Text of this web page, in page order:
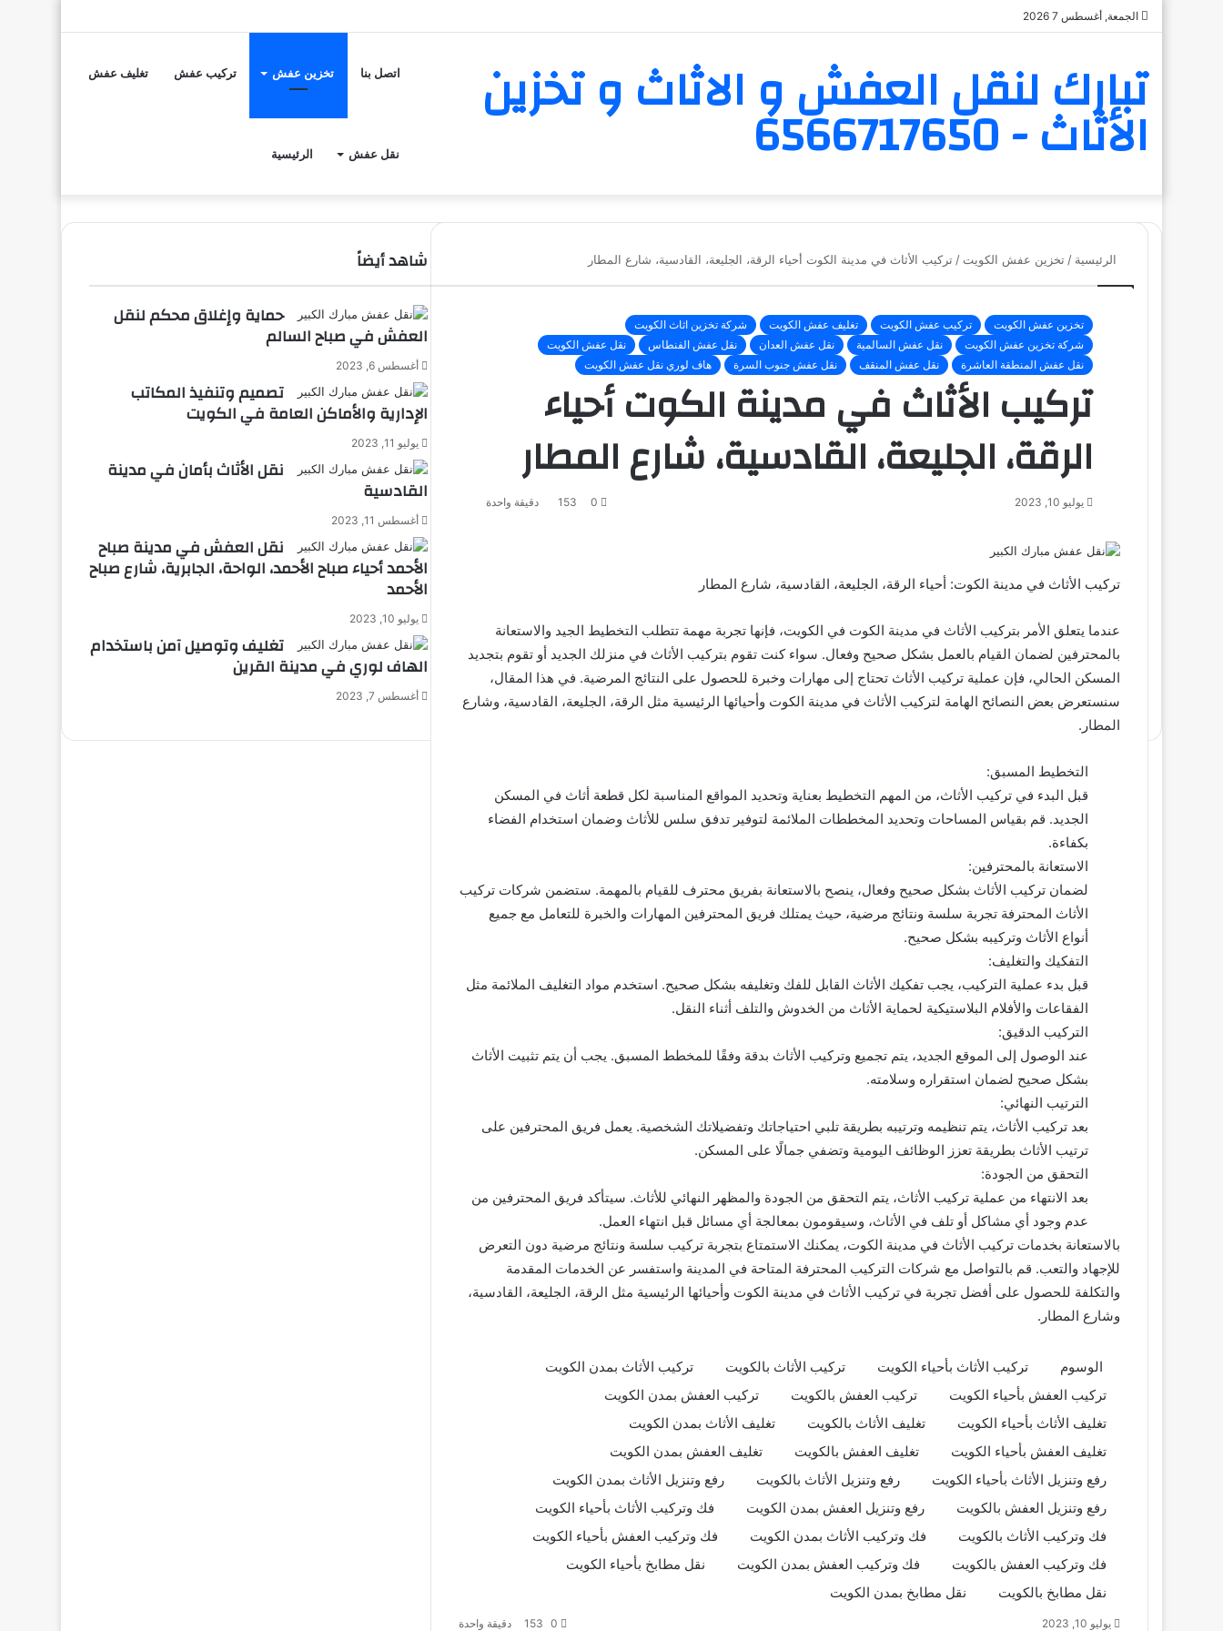
الجمعة, أغسطس 7 2026
جانبي
تبارك لنقل العفش و الاثاث و تخزين
الأثاث - 6566717650
اتصل بنا تخزين عفش تركيب عفش تغليف عفش
نقل عفش الرئيسية
الرئيسية / تخزين عفش الكويت / تركيب الأثاث في مدينة الكوت أحياء الرقة، الجليعة، القادسية، شارع المطار
تخزين عفش الكويت تركيب عفش الكويت تغليف عفش الكويت
شركة تخزين اثاث الكويت
شركة تخزين عفش الكويت
نقل عفش السالمية نقل عفش العدان نقل عفش الفنطاس
نقل عفش الكويت
نقل عفش المنطقة العاشرة
نقل عفش المنقف نقل عفش جنوب السرة هاف لوري نقل عفش الكويت
تركيب الأثاث في مدينة الكوت أحياء
الرقة، الجليعة، القادسية، شارع المطار
يوليو 10, 2023 0
153 دقيقة واحدة
تركيب الأثاث في مدينة الكوت: أحياء الرقة، الجليعة، القادسية، شارع المطار
عندما يتعلق الأمر بتركيب الأثاث في مدينة الكوت في الكويت، فإنها تجربة مهمة تتطلب التخطيط الجيد والاستعانة
بالمحترفين لضمان القيام بالعمل بشكل صحيح وفعال. سواء كنت تقوم بتركيب الأثاث في منزلك الجديد أو تقوم بتجديد
المسكن الحالي، فإن عملية تركيب الأثاث تحتاج إلى مهارات وخبرة للحصول على النتائج المرضية. في هذا المقال،
سنستعرض بعض النصائح الهامة لتركيب الأثاث في مدينة الكوت وأحيائها الرئيسية مثل الرقة، الجليعة، القادسية، وشارع
المطار.
التخطيط المسبق:
قبل البدء في تركيب الأثاث، من المهم التخطيط بعناية وتحديد المواقع المناسبة لكل قطعة أثاث في المسكن
الجديد. قم بقياس المساحات وتحديد المخططات الملائمة لتوفير تدفق سلس للأثاث وضمان استخدام الفضاء
بكفاءة.
الاستعانة بالمحترفين:
لضمان تركيب الأثاث بشكل صحيح وفعال، ينصح بالاستعانة بفريق محترف للقيام بالمهمة. ستضمن شركات تركيب
الأثاث المحترفة تجربة سلسة ونتائج مرضية، حيث يمتلك فريق المحترفين المهارات والخبرة للتعامل مع جميع
أنواع الأثاث وتركيبه بشكل صحيح.
التفكيك والتغليف:
قبل بدء عملية التركيب، يجب تفكيك الأثاث القابل للفك وتغليفه بشكل صحيح. استخدم مواد التغليف الملائمة مثل
الفقاعات والأفلام البلاستيكية لحماية الأثاث من الخدوش والتلف أثناء النقل.
التركيب الدقيق:
عند الوصول إلى الموقع الجديد، يتم تجميع وتركيب الأثاث بدقة وفقًا للمخطط المسبق. يجب أن يتم تثبيت الأثاث
بشكل صحيح لضمان استقراره وسلامته.
الترتيب النهائي:
بعد تركيب الأثاث، يتم تنظيمه وترتيبه بطريقة تلبي احتياجاتك وتفضيلاتك الشخصية. يعمل فريق المحترفين على
ترتيب الأثاث بطريقة تعزز الوظائف اليومية وتضفي جمالًا على المسكن.
التحقق من الجودة:
بعد الانتهاء من عملية تركيب الأثاث، يتم التحقق من الجودة والمظهر النهائي للأثاث. سيتأكد فريق المحترفين من
عدم وجود أي مشاكل أو تلف في الأثاث، وسيقومون بمعالجة أي مسائل قبل انتهاء العمل.
بالاستعانة بخدمات تركيب الأثاث في مدينة الكوت، يمكنك الاستمتاع بتجربة تركيب سلسة ونتائج مرضية دون التعرض
للإجهاد والتعب. قم بالتواصل مع شركات التركيب المحترفة المتاحة في المدينة واستفسر عن الخدمات المقدمة
والتكلفة للحصول على أفضل تجربة في تركيب الأثاث في مدينة الكوت وأحيائها الرئيسية مثل الرقة، الجليعة، القادسية،
وشارع المطار.
الوسوم تركيب الأثاث بأحياء الكويت تركيب الأثاث بالكويت
تركيب الأثاث بمدن الكويت
تركيب العفش بأحياء الكويت
تركيب العفش بالكويت
تركيب العفش بمدن الكويت
تغليف الأثاث بأحياء الكويت
تغليف الأثاث بالكويت
تغليف الأثاث بمدن الكويت
تغليف العفش بأحياء الكويت
تغليف العفش بالكويت
تغليف العفش بمدن الكويت
رفع وتنزيل الأثاث بأحياء الكويت
رفع وتنزيل الأثاث بالكويت
رفع وتنزيل الأثاث بمدن الكويت
رفع وتنزيل العفش بالكويت
رفع وتنزيل العفش بمدن الكويت
فك وتركيب الأثاث بأحياء الكويت
فك وتركيب الأثاث بالكويت
فك وتركيب الأثاث بمدن الكويت
فك وتركيب العفش بأحياء الكويت
فك وتركيب العفش بالكويت
فك وتركيب العفش بمدن الكويت
نقل مطابخ بأحياء الكويت
نقل مطابخ بالكويت
نقل مطابخ بمدن الكويت
يوليو 10, 2023 0
153 دقيقة واحدة
نقل عفش مع التغليف: الطريقة المثلى
لحماية أثاثك أثناء الانتقال
تفكيك قطع الأثاث: نصائح لنقل
شاهد أيضاً
حماية وإغلاق محكم لنقل
العفش في صباح السالم
أغسطس 6, 2023
تصميم وتنفيذ المكاتب
الإدارية والأماكن العامة في الكويت
يوليو 11, 2023
نقل الأثاث بأمان في مدينة
القادسية
أغسطس 11, 2023
نقل العفش في مدينة صباح
الأحمد أحياء صباح الأحمد، الواحة، الجابرية، شارع صباح
الأحمد
يوليو 10, 2023
تغليف وتوصيل آمن باستخدام
الهاف لوري في مدينة القرين
أغسطس 7, 2023